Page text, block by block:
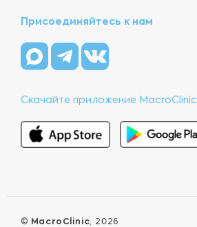
Присоединяйтесь к нам
Скачайте приложение MacroClinic
© MacroClinic, 2026